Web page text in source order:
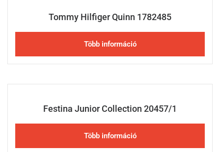
Tommy Hilfiger Quinn 1782485
Több információ
Festina Junior Collection 20457/1
Több információ